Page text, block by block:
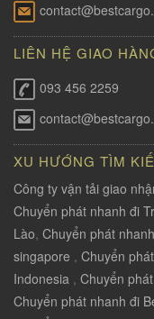
LIÊN HỆ GIAO
093 456 2259
XU HƯỚNG TÌM
Công ty vận tải giao
Chuyển phát nhanh đi
Lào, Chuyển phát
singapore , Chuyển
Indonesia , Chuyển
Chuyển phát nhanh đi